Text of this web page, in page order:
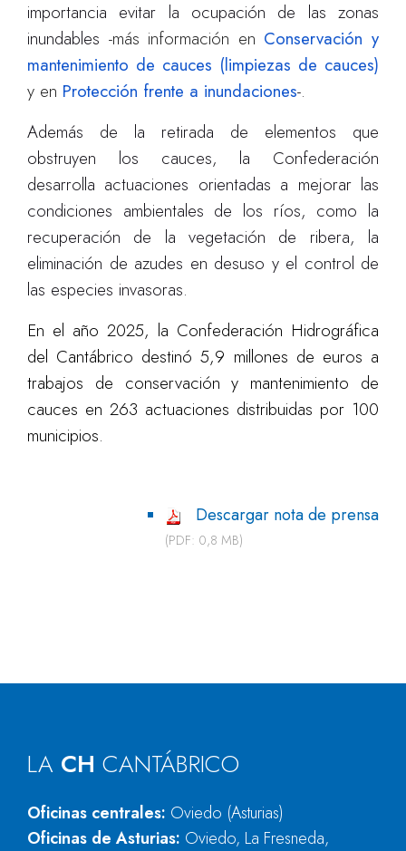
importancia evitar la ocupación de las zonas
inundables -más información en Conservación y
mantenimiento de cauces (limpiezas de cauces)
y en Protección frente a inundaciones-.
Además de la retirada de elementos que
obstruyen los cauces, la Confederación
desarrolla actuaciones orientadas a mejorar las
condiciones ambientales de los ríos, como la
recuperación de la vegetación de ribera, la
eliminación de azudes en desuso y el control de
las especies invasoras.
En el año 2025, la Confederación Hidrográfica
del Cantábrico destinó 5,9 millones de euros a
trabajos de conservación y mantenimiento de
cauces en 263 actuaciones distribuidas por 100
municipios.
Descargar nota de prensa
(PDF: 0,8 MB)
LA CH CANTÁBRICO
Oficinas centrales: Oviedo (Asturias)
Oficinas de Asturias: Oviedo, La Fresneda,